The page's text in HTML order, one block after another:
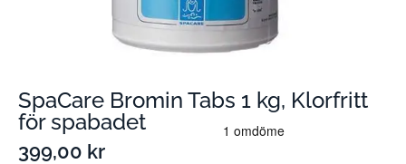
SpaCare Bromin Tabs 1 kg, Klorfritt
för spabadet
399,00 kr